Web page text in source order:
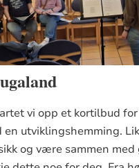
vi opp et kortilbud for
en utviklingshemming.
og være sammen med